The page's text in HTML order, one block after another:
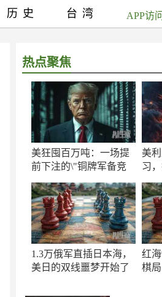
热点聚焦
美狂囤百万吨：一场提
前下注的\"铜牌军备竞
美
习
1.3万俄军直插日本海，
美日的双线噩梦开始了
红
棋
历史 台湾 APP访问